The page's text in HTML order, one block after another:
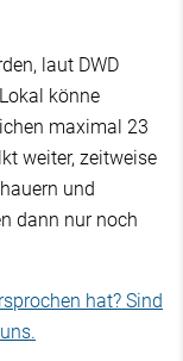
laut DWD
könne
maximal 23
weiter, zeitweise
und
dann nur noch
hat? Sind